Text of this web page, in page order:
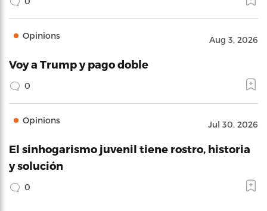
Opinions Aug 3, 2026
Voy a Trump y pago doble
0
Opinions Jul 30, 2026
El sinhogarismo juvenil tiene rostro, historia
y solución
0